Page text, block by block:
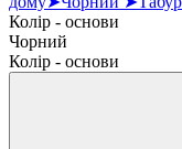
Колір - основи
Чорний
Колір - основи